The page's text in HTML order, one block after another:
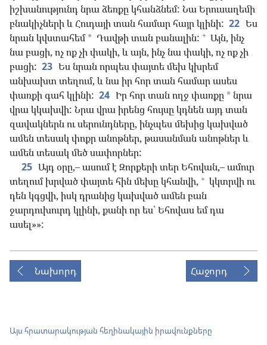
իշխանությունդ նրա ձեռքը կհանձնեմ: Նա Երուսաղեմի
բնակիչների և Հուդայի տան համար հայր կլինի: 22 Ես
նրան կվստահեմ * Դավթի տան բանալին: + Այն, ինչ
նա բացի, ոչ ոք չի փակի, և այն, ինչ նա փակի, ոչ ոք չի
բացի: 23 Ես նրան որպես փայտե մեխ կխրեմ
անխախտ տեղում, և նա իր հոր տան համար ասես
փառքի գահ կլինի: 24 Իր հոր տան ողջ փառքը * նրա
վրա կկախվի: Նրա վրա իրենց հույսը կդնեն այդ տան
զավակներն ու սերունդները, ինչպես մեխից կախված
ամեն տեսակ փոքր անոթներ, թասանման անոթներ և
ամեն տեսակ մեծ սափորներ:
25 Այդ օրը,– ասում է Զորքերի տեր Եհովան,– ամուր
տեղում խրված փայտե հին մեխը կհանվի, + կկտրվի ու
դեն կգցվի, իսկ դրանից կախված ամեն բան
ջարդուխուրդ կլինի, քանի որ ես՝ Եհովաս եմ դա
ասել»»:
Նախորդ Հաջորդ
Այս հրատարակության հեղինակային իրավունքները